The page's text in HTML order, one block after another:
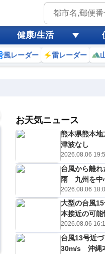
健康/生活
風レーダー 雷レーダー
19
ミリ
23
m/s
20
0ミリ
22
1m/s
お天気ニュース
熊本県熊本
津波なし
2026.08.06
台風から離
雨 九州を中
2026.08.06
大型の台風
本接近の可
2026.08.06
台風13号近
30m/s 沖縄